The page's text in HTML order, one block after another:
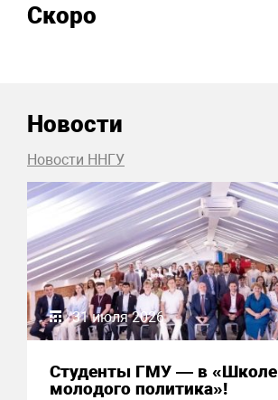
Скоро
Новости
Новости ННГУ
31 июля 2026
Студенты ГМУ — в «Школе
молодого политика»!